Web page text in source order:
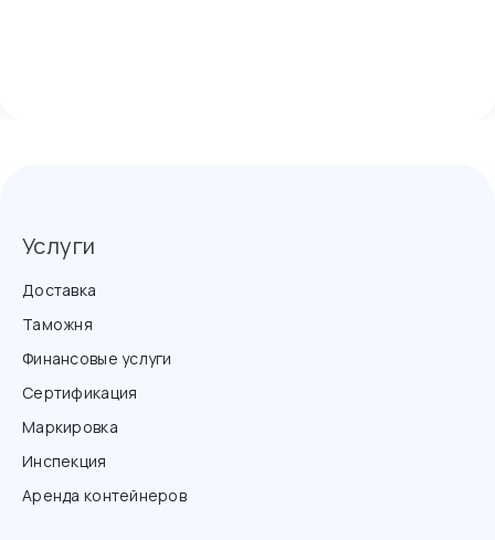
Услуги
Доставка
Таможня
Финансовые услуги
Сертификация
Маркировка
Инспекция
Аренда контейнеров